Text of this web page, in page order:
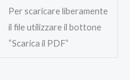
Per scaricare liberamente
il file utilizzare il bottone
“Scarica il PDF”